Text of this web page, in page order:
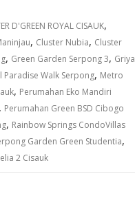
D'GREEN ROYAL CISAUK,
, Cluster Nubia, Cluster
, Green Garden Serpong 3, Griya
Paradise Walk Serpong, Metro
, Perumahan Eko Mandiri
, Perumahan Green BSD Cibogo
, Rainbow Springs CondoVillas
Garden Green Studentia,
2 Cisauk